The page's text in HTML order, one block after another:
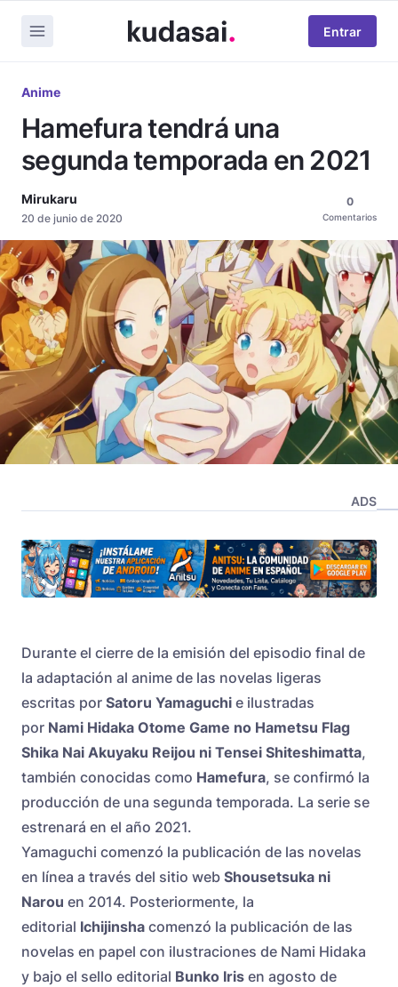
Entrar
Anime
Hamefura tendrá una
segunda temporada en 2021
Mirukaru
20 de junio de 2020
0
Comentarios
ADS
Durante el cierre de la emisión del episodio final de
la adaptación al anime de las novelas ligeras
escritas por Satoru Yamaguchi e ilustradas
por Nami Hidaka Otome Game no Hametsu Flag
Shika Nai Akuyaku Reijou ni Tensei Shiteshimatta,
también conocidas como Hamefura, se confirmó la
producción de una segunda temporada. La serie se
estrenará en el año 2021.
Yamaguchi comenzó la publicación de las novelas
en línea a través del sitio web Shousetsuka ni
Narou en 2014. Posteriormente, la
editorial Ichijinsha comenzó la publicación de las
novelas en papel con ilustraciones de Nami Hidaka
y bajo el sello editorial Bunko Iris en agosto de